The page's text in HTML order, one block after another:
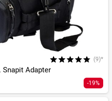
(9)*
Snapit Adapter
-19%